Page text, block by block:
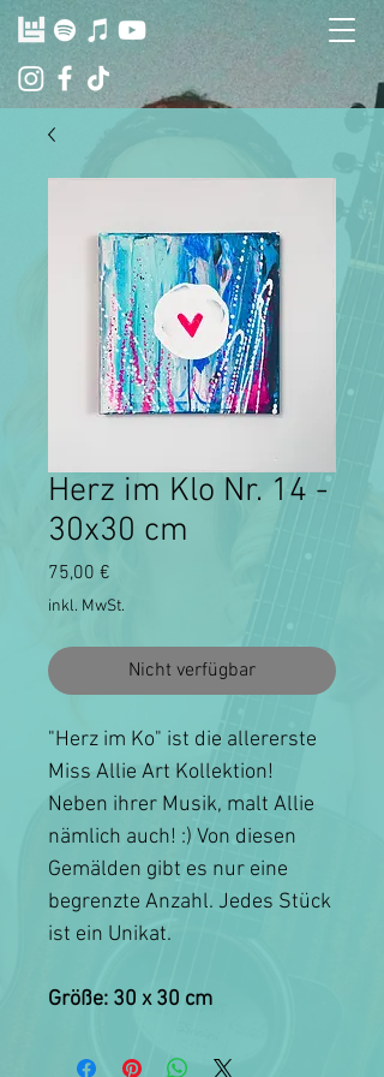
Herz im Klo Nr. 14 -
30x30 cm
75,00 €
inkl. MwSt.
Nicht verfügbar
"Herz im Ko" ist die allererste
Miss Allie Art Kollektion!
Neben ihrer Musik, malt Allie
nämlich auch! :) Von diesen
Gemälden gibt es nur eine
begrenzte Anzahl. Jedes Stück
ist ein Unikat.
Größe: 30 x 30 cm